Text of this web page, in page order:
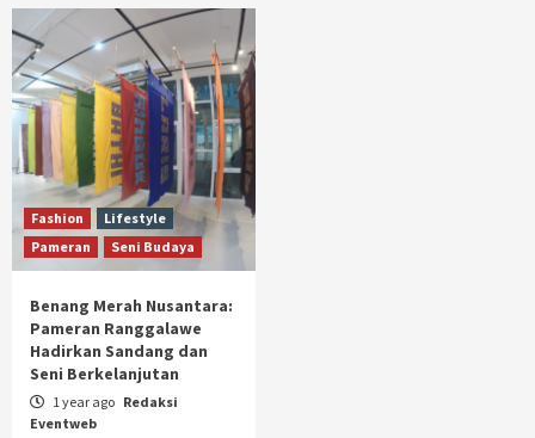
Fashion
Lifestyle
Pameran
Seni Budaya
Benang Merah Nusantara:
Pameran Ranggalawe
Hadirkan Sandang dan
Seni Berkelanjutan
1 year ago Redaksi
Eventweb